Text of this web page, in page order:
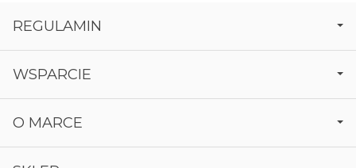
REGULAMIN
WSPARCIE
O MARCE